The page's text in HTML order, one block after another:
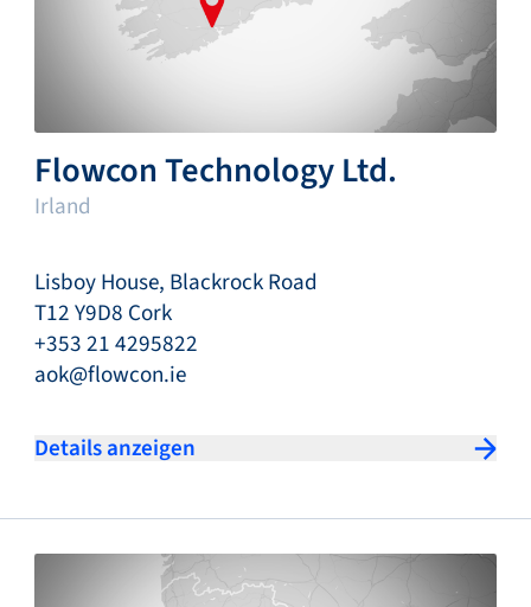
Flowcon Technology Ltd.
Irland
Lisboy House, Blackrock Road
T12 Y9D8 Cork
+353 21 4295822
aok@flowcon.ie
Details anzeigen